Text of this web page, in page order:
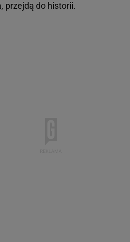
przejdą do historii.